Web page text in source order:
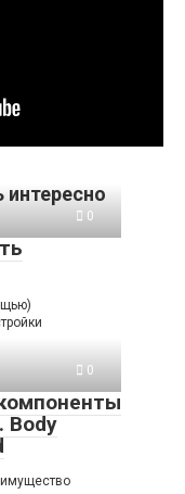
0
0
Body